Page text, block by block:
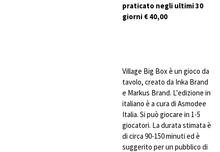
praticato negli ultimi 30
giorni € 40,00
Village Big Box è un gioco da
tavolo, creato da Inka Brand
e Markus Brand. L'edizione in
italiano è a cura di Asmodee
Italia. Si può giocare in 1-5
giocatori. La durata stimata è
di circa 90-150 minuti ed è
suggerito per un pubblico di